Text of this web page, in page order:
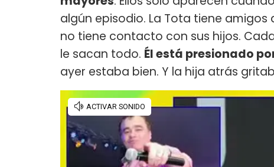
algún episodio. La Tota tiene
no tiene contacto con sus hijos.
le sacan todo. Él está presionado
ayer estaba bien. Y la hija atrás